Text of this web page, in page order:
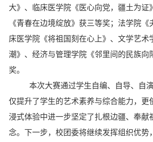
大》、临床医学院《医心向党，疆土为证
《青春在边境绽放》获三等奖；法学院《
床医学院《将祖国刻在心上》、文学艺术
潮》、经济与管理学院《邻里间的民族向
奖。
本次大赛通过学生自编、自导、自
仅提升了学生的艺术素养与综合能力，更
浸式体验中进一步坚定了扎根边疆、奉献
念。下一步，校团委将继续发挥组织优势